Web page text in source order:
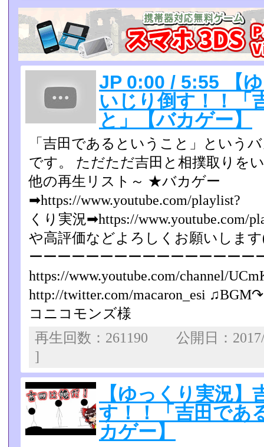
JP 0:00 / 5:55 【
いじり倒す！！「
と」【バカゲー】
「吉田であるということ」という
です。 ただただ吉田と相撲取りを
他の再生リスト～ ★バカゲー
➡https://
くり実況➡https://www.youtube.com/
や高評価などよろしくお願いしま
ーーーーーーーーーーーーーーー
https://www.youtube.com/channel/
http://twitter.com/macaron_esi
コニコモンズ様
再生回数：261190 公開日：
]
【ゆっくり実況
す！！「吉田であ
カゲー】